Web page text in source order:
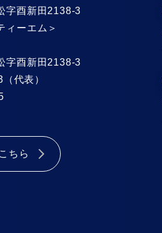
字酉新田2138-3
ーエム＞
字酉新田2138-3
代表）
ちら